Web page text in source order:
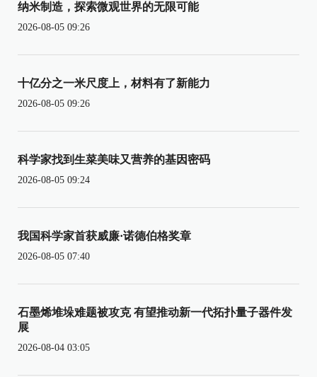
纳米制造，探索微观世界的无限可能
2026-08-05 09:26
十亿分之一米尺度上，材料有了新能力
2026-08-05 09:26
科学家找到生菜美味又营养的基因密码
2026-08-05 09:24
我国科学家首获威廉·诺德伯格奖章
2026-08-05 07:40
石墨烯堆垛难题被攻克 有望推动新一代拓扑量子器件发
展
2026-08-04 03:05